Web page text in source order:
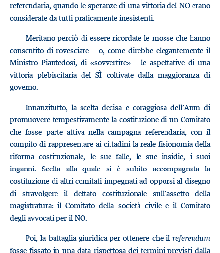
referendaria, quando le speranze di una vittoria del NO erano
considerate da tutti praticamente inesistenti.
Meritano perciò di essere ricordate le mosse che hanno
consentito di rovesciare – o, come direbbe elegantemente il
Ministro Piantedosi, di «sovvertire» – le aspettative di una
vittoria plebiscitaria del SÌ coltivate dalla maggioranza di
governo.
Innanzitutto, la scelta decisa e coraggiosa dell’Anm di
promuovere tempestivamente la costituzione di un Comitato
che fosse parte attiva nella campagna referendaria, con il
compito di rappresentare ai cittadini la reale fisionomia della
riforma costituzionale, le sue falle, le sue insidie, i suoi
inganni. Scelta alla quale si è subito accompagnata la
costituzione di altri comitati impegnati ad opporsi al disegno
di stravolgere il dettato costituzionale sull’assetto della
magistratura: il Comitato della società civile e il Comitato
degli avvocati per il NO.
Poi, la battaglia giuridica per ottenere che ilreferendum
fosse fissato in una data rispettosa dei termini previsti dalla